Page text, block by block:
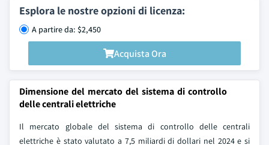
Esplora le nostre opzioni di licenza:
A partire da: $2,450
Acquista Ora
Dimensione del mercato del sistema di controllo
delle centrali elettriche
Il mercato globale del sistema di controllo delle centrali
elettriche è stato valutato a 7,5 miliardi di dollari nel 2024 e si